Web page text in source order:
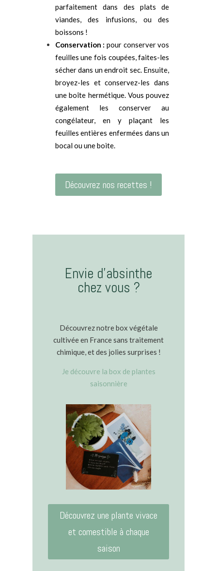
parfaitement dans des plats de
viandes, des infusions, ou des
boissons !
Conservation : pour conserver vos
feuilles une fois coupées, faites-les
sécher dans un endroit sec. Ensuite,
broyez-les et conservez-les dans
une boîte hermétique. Vous pouvez
également les conserver au
congélateur, en yplaçant les
feuilles entières enfermées dans un
bocal ou une boite.
Découvrez nos recettes !
Envie d’absinthe
chez vous ?
Découvrez notre box végétale
cultivée en France sans traitement
chimique, et des jolies surprises !
Je découvre la box de plantes
saisonnière
Découvrez une plante vivace
et comestible à chaque
saison